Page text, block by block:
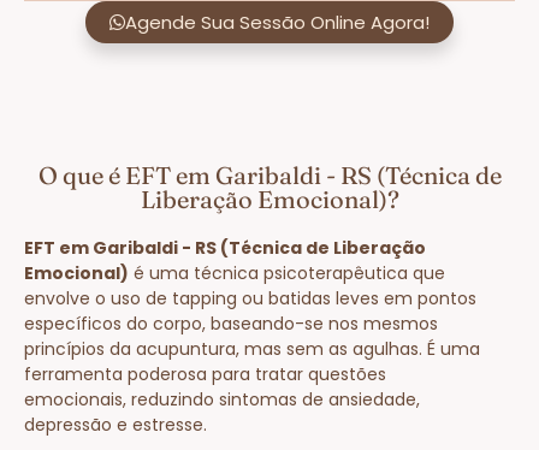
Agende Sua Sessão Online Agora!
O que é EFT em Garibaldi - RS (Técnica de
Liberação Emocional)?
EFT em Garibaldi - RS (Técnica de Liberação
Emocional) é uma técnica psicoterapêutica que
envolve o uso de tapping ou batidas leves em pontos
específicos do corpo, baseando-se nos mesmos
princípios da acupuntura, mas sem as agulhas. É uma
ferramenta poderosa para tratar questões
emocionais, reduzindo sintomas de ansiedade,
depressão e estresse.